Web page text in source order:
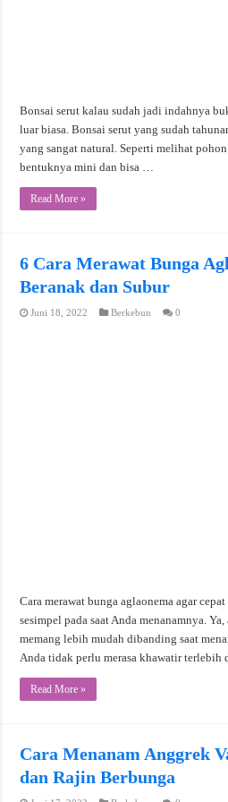
Bonsai serut kalau sudah jadi indahnya
luar biasa. Bonsai serut yang sudah
yang sangat natural. Seperti melihat
bentuknya mini dan bisa …
Read More »
6 Cara Merawat Bunga
Beranak dan Subur
Juni 18, 2022 Berkebun 0
Cara merawat bunga aglaonema agar
sesimpel pada saat Anda menanamnya.
memang lebih mudah dibanding saat
Anda tidak perlu merasa khawatir terlebih
Read More »
Cara Menanam Anggrek
dan Rajin Berbunga